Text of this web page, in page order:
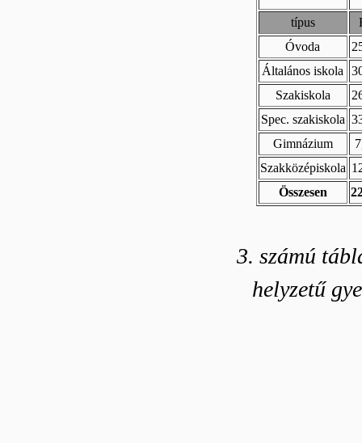
típus
Óvoda
Általános iskola
Szakiskola
Spec. szakiskola
Gimnázium
Szakközépiskola
Összesen
3. számú
helyzetű